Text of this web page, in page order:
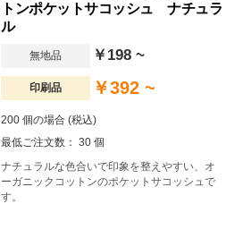
トンポケットサコッシュ ナチュラ
ル
無地品 ￥198 ~
印刷品 ￥392 ~
200 個の場合 (税込)
最低ご注文数： 30 個
ナチュラルな色合いで印象を整えやすい、オ
ーガニックコットンのポケットサコッシュで
す。